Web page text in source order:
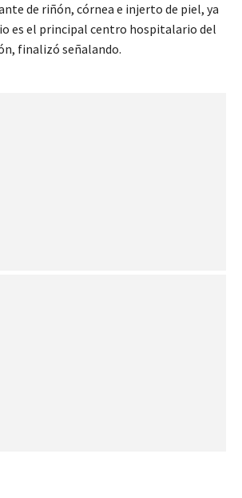
de riñón, córnea e injerto de piel, ya
es el principal centro hospitalario del
finalizó señalando.